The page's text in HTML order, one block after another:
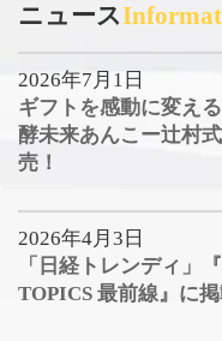
ニュース
2026年7月1日
ギフトを感動に変え
酵未来あんこー辻村
売！
2026年4月3日
「日経トレンディ」
TOPICS 最前線』に掲